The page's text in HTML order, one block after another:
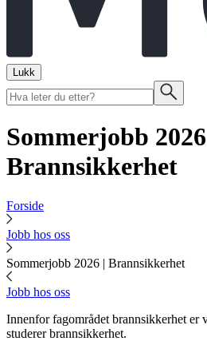
Lukk
Sommerjobb
Brannsikkerhet
Forside
Jobb hos oss
Sommerjobb 2026 | Brannsikkerhet
Jobb hos oss
Innenfor fagområdet brannsikkerhet er
studerer brannsikkerhet.